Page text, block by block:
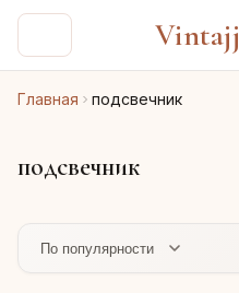
Vintajj
Главная подсвечник
подсвечник